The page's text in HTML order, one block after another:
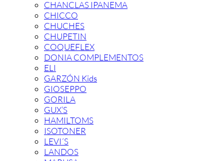
CHANCLAS IPANEMA
CHICCO
CHUCHES
CHUPETIN
COQUEFLEX
DONIA COMPLEMENTOS
ELI
GARZÓN Kids
GIOSEPPO
GORILA
GUX’S
HAMILTOMS
ISOTONER
LEVI´S
LANDOS